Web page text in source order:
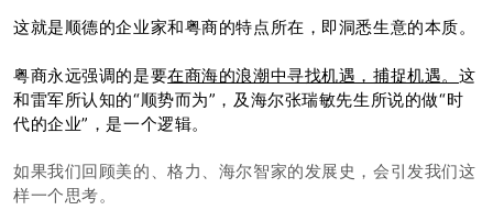
这就是顺德的企业家和粤商的特点所在，即洞悉生意的本质。
粤商永远强调的是要在商海的浪潮中寻找机遇，捕捉机遇。 这
和雷军所认知的“顺势而为”，及海尔张瑞敏先生所说的做“时
代的企业”，是一个逻辑。
如果我们回顾美的、格力、海尔智家的发展史，会引发我们这
样一个思考。